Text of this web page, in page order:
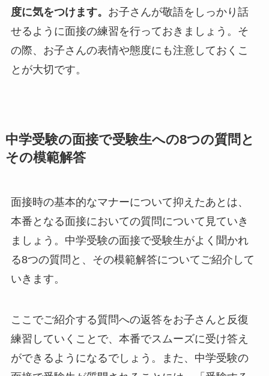
度に気をつけます。 お子さんが敬語をしっかり話
せるように面接の練習を行っておきましょう。そ
の際、お子さんの表情や態度にも注意しておくこ
とが大切です。
中学受験の面接で受験生への8つの質問と
その模範解答
面接時の基本的なマナーについて抑えたあとは、
本番となる面接においての質問について見ていき
ましょう。中学受験の面接で受験生がよく聞かれ
る8つの質問と、その模範解答についてご紹介して
いきます。
ここでご紹介する質問への返答をお子さんと反復
練習していくことで、本番でスムーズに受け答え
ができるようになるでしょう。また、中学受験の